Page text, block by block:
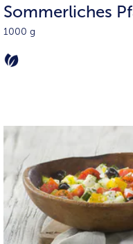
Sommerliches
1000 g